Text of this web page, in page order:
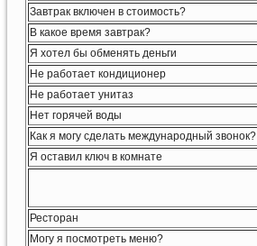
Завтрак включен в стоимость?
В какое время завтрак?
Я хотел бы обменять деньги
Не работает кондиционер
Не работает унитаз
Нет горячей воды
Как я могу сделать международный звонок?
Я оставил ключ в комнате
Ресторан
Могу я посмотреть меню?